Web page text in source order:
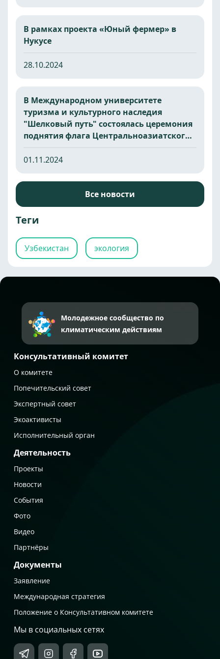
В рамках проекта «Юный фермер» в
Нукусе
28.10.2024
В Международном университете
туризма и культурного наследия
"Шелковый путь" состоялась церемония
поднятия флага Центральноазиатского
01.11.2024
Все новости
Теги
Узбекистан экология
Молодежное сообщество по
климатическим действиям
Консультативный комитет
О комитете
Попечительский совет
Экспертный совет
Экоактивисты
Исполнительный орган
Деятельность
Проекты
Новости
События
Фото
Видео
Партнёры
Документы
Заявление
Международная стратегия
Положение о Консультативном комитете
Мы в социальных сетях